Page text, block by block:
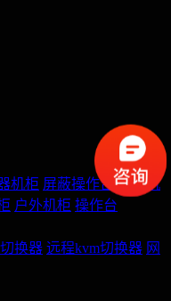
机柜 屏蔽操作台
智能机
户外机柜 操作台
换器 远程kvm切换器 网